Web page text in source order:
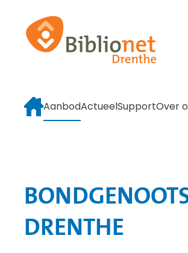
Terug naar hoofdinhoud
AanbodActueelSupportOver
DRENTHE